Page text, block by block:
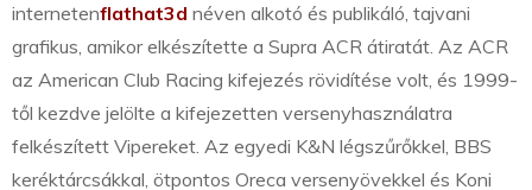
internetenflathat3d néven alkotó és publikáló, tajvani
grafikus, amikor elkészítette a Supra ACR átiratát. Az ACR
az American Club Racing kifejezés rövidítése volt, és 1999-
től kezdve jelölte a kifejezetten versenyhasználatra
felkészített Vipereket. Az egyedi K&N légszűrőkkel, BBS
keréktárcsákkal, ötpontos Oreca versenyövekkel és Koni